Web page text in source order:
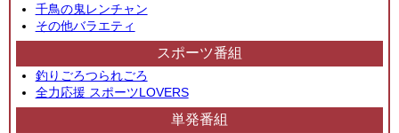
千鳥の鬼レンチャン
その他バラエティ
スポーツ番組
釣りごろつられごろ
全力応援 スポーツLOVERS
単発番組